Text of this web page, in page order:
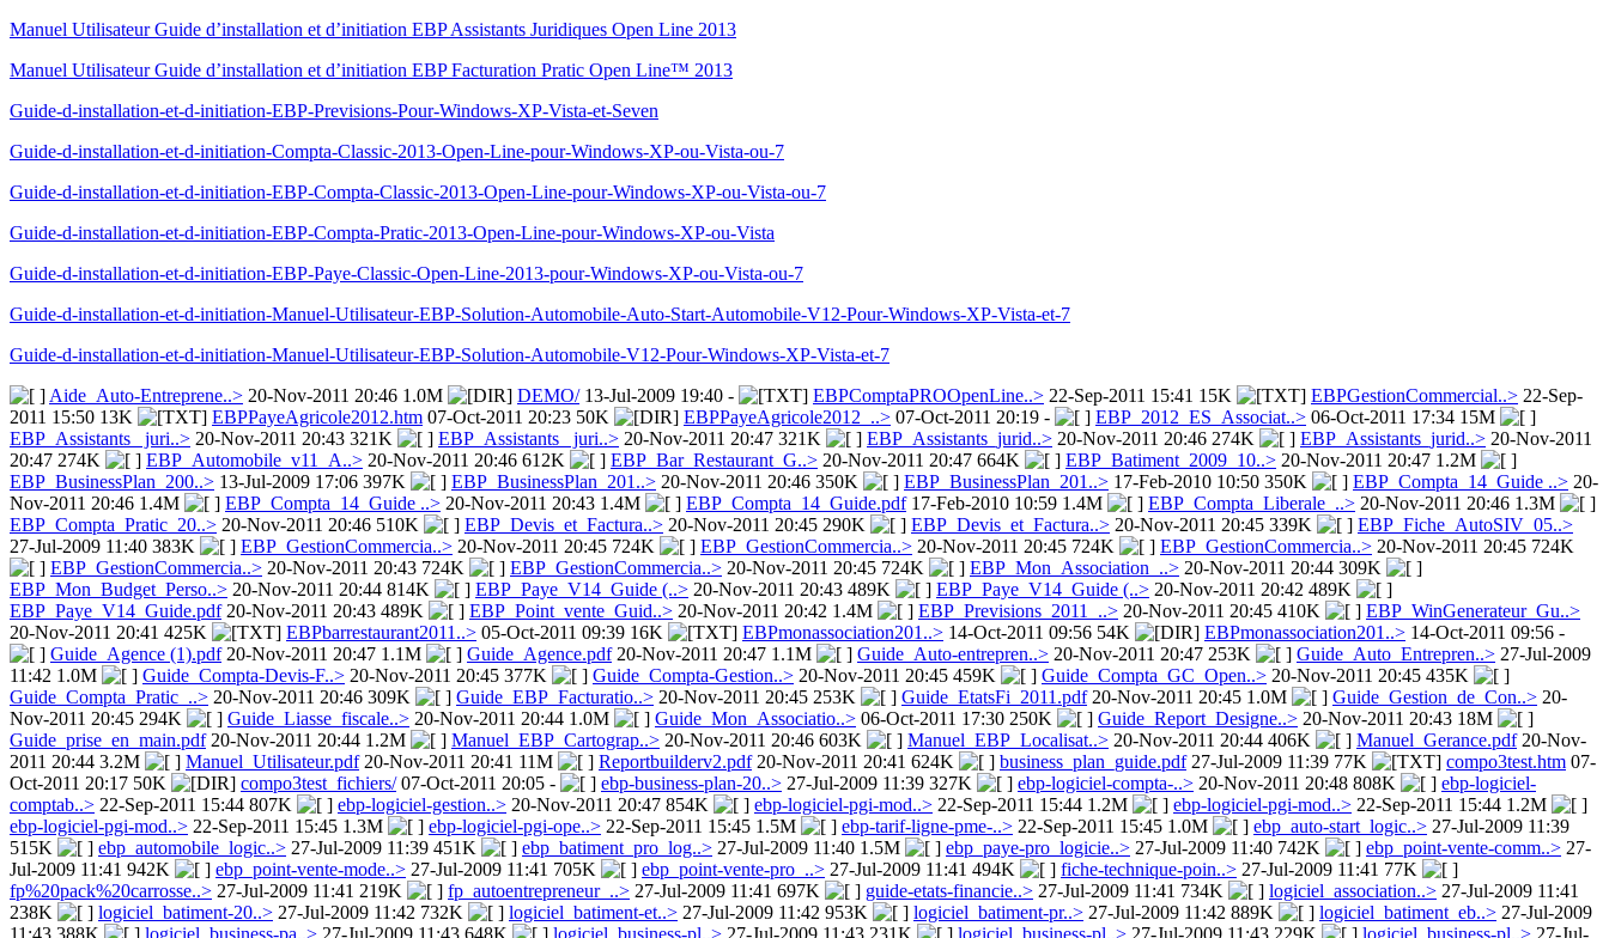
Manuel Utilisateur Guide d’installation et d’initiation EBP Assistants Juridiques Open Line 2013
Manuel Utilisateur Guide d’installation et d’initiation EBP Facturation Pratic Open Line™ 2013
Guide-d-installation-et-d-initiation-EBP-Previsions-Pour-Windows-XP-Vista-et-Seven
Guide-d-installation-et-d-initiation-Compta-Classic-2013-Open-Line-pour-Windows-XP-ou-Vista-ou-7
Guide-d-installation-et-d-initiation-EBP-Compta-Classic-2013-Open-Line-pour-Windows-XP-ou-Vista-ou-7
Guide-d-installation-et-d-initiation-EBP-Compta-Pratic-2013-Open-Line-pour-Windows-XP-ou-Vista
Guide-d-installation-et-d-initiation-EBP-Paye-Classic-Open-Line-2013-pour-Windows-XP-ou-Vista-ou-7
Guide-d-installation-et-d-initiation-Manuel-Utilisateur-EBP-Solution-Automobile-Auto-Start-Automobile-V12-Pour-Windows-XP-Vista-et-7
Guide-d-installation-et-d-initiation-Manuel-Utilisateur-EBP-Solution-Automobile-V12-Pour-Windows-XP-Vista-et-7
Aide_Auto-Entreprene..> 20-Nov-2011 20:46 1.0M DEMO/13-Jul-2009 19:40 - EBPComptaPROOpenLine..> 22-Sep-2011 15:41 15K EBPGestionCommercial..> 22-Sep-
2011 15:50 13K
EBPPayeAgricole2012.htm 07-Oct-2011 20:23 50K EBPPayeAgricole2012_..> 07-Oct-2011 20:19 - EBP_2012_ES_Associat..> 06-Oct-2011 17:34 15M
EBP_Assistants_ juri..> 20-Nov-2011 20:43 321K EBP_Assistants_ juri..> 20-Nov-2011 20:47 321K EBP_Assistants_jurid..> 20-Nov-2011 20:46 274K EBP_Assistants_jurid..> 20-Nov-2011
20:47 274K
EBP_Automobile_v11_A..> 20-Nov-2011 20:46 612K EBP_Bar_Restaurant_G..> 20-Nov-2011 20:47 664K EBP_Batiment_2009_10..> 20-Nov-2011 20:47 1.2M
EBP_BusinessPlan_200..> 13-Jul-2009 17:06 397K EBP_BusinessPlan_201..> 20-Nov-2011 20:46 350K EBP_BusinessPlan_201..> 17-Feb-2010 10:50 350K EBP_Compta_14_Guide ..> 20-
Nov-2011 20:46 1.4M
EBP_Compta_14_Guide ..> 20-Nov-2011 20:43 1.4M EBP_Compta_14_Guide.pdf17-Feb-2010 10:59 1.4M EBP_Compta_Liberale_..> 20-Nov-2011 20:46 1.3M
EBP_Compta_Pratic_20..> 20-Nov-2011 20:46 510K EBP_Devis_et_Factura..> 20-Nov-2011 20:45 290K EBP_Devis_et_Factura..> 20-Nov-2011 20:45 339K
EBP_Fiche_AutoSIV_05..>
27-Jul-2009 11:40 383K
EBP_GestionCommercia..> 20-Nov-2011 20:45 724K EBP_GestionCommercia..> 20-Nov-2011 20:45 724K EBP_GestionCommercia..> 20-Nov-2011 20:45 724K
EBP_GestionCommercia..> 20-Nov-2011 20:43 724K EBP_GestionCommercia..> 20-Nov-2011 20:45 724K EBP_Mon_Association_..> 20-Nov-2011 20:44 309K
EBP_Mon_Budget_Perso..> 20-Nov-2011 20:44 814K EBP_Paye_V14_Guide (..> 20-Nov-2011 20:43 489K EBP_Paye_V14_Guide (..> 20-Nov-2011 20:42 489K
EBP_Paye_V14_Guide.pdf20-Nov-2011 20:43 489K EBP_Point_vente_Guid..> 20-Nov-2011 20:42 1.4M EBP_Previsions_2011_..> 20-Nov-2011 20:45 410K
EBP_WinGenerateur_Gu..>
20-Nov-2011 20:41 425K
EBPbarrestaurant2011..> 05-Oct-2011 09:39 16K EBPmonassociation201..> 14-Oct-2011 09:56 54K EBPmonassociation201..> 14-Oct-2011 09:56 -
Guide_Agence (1).pdf20-Nov-2011 20:47 1.1M Guide_Agence.pdf20-Nov-2011 20:47 1.1M Guide_Auto-entrepren..> 20-Nov-2011 20:47 253K Guide_Auto_Entrepren..> 27-Jul-2009
11:42 1.0M
Guide_Compta-Devis-F..> 20-Nov-2011 20:45 377K Guide_Compta-Gestion..> 20-Nov-2011 20:45 459K Guide_Compta_GC_Open..> 20-Nov-2011 20:45 435K
Guide_Compta_Pratic_..> 20-Nov-2011 20:46 309K Guide_EBP_Facturatio..> 20-Nov-2011 20:45 253K Guide_EtatsFi_2011.pdf20-Nov-2011 20:45 1.0M Guide_Gestion_de_Con..> 20-
Nov-2011 20:45 294K
Guide_Liasse_fiscale..> 20-Nov-2011 20:44 1.0M Guide_Mon_Associatio..> 06-Oct-2011 17:30 250K Guide_Report_Designe..> 20-Nov-2011 20:43 18M
Guide_prise_en_main.pdf20-Nov-2011 20:44 1.2M Manuel_EBP_Cartograp..> 20-Nov-2011 20:46 603K Manuel_EBP_Localisat..> 20-Nov-2011 20:44 406K Manuel_Gerance.pdf20-Nov-
2011 20:44 3.2M
Manuel_Utilisateur.pdf20-Nov-2011 20:41 11M Reportbuilderv2.pdf20-Nov-2011 20:41 624K business_plan_guide.pdf27-Jul-2009 11:39 77K compo3test.htm 07-
Oct-2011 20:17 50K
compo3test_fichiers/07-Oct-2011 20:05 - ebp-business-plan-20..> 27-Jul-2009 11:39 327K ebp-logiciel-compta-..> 20-Nov-2011 20:48 808K
ebp-logiciel-
comptab..> 22-Sep-2011 15:44 807K ebp-logiciel-gestion..> 20-Nov-2011 20:47 854K ebp-logiciel-pgi-mod..> 22-Sep-2011 15:44 1.2M ebp-logiciel-pgi-mod..> 22-Sep-2011 15:44 1.2M
ebp-logiciel-pgi-mod..> 22-Sep-2011 15:45 1.3M ebp-logiciel-pgi-ope..> 22-Sep-2011 15:45 1.5M ebp-tarif-ligne-pme-..> 22-Sep-2011 15:45 1.0M ebp_auto-start_logic..> 27-Jul-2009 11:39
515K
ebp_automobile_logic..> 27-Jul-2009 11:39 451K ebp_batiment_pro_log..> 27-Jul-2009 11:40 1.5M ebp_paye-pro_logicie..> 27-Jul-2009 11:40 742K ebp_point-vente-comm..> 27-
Jul-2009 11:41 942K
ebp_point-vente-mode..> 27-Jul-2009 11:41 705K ebp_point-vente-pro_..> 27-Jul-2009 11:41 494K fiche-technique-poin..> 27-Jul-2009 11:41 77K
fp%20pack%20carrosse..> 27-Jul-2009 11:41 219K fp_autoentrepreneur_..> 27-Jul-2009 11:41 697K guide-etats-financie..> 27-Jul-2009 11:41 734K logiciel_association..> 27-Jul-2009 11:41
238K
logiciel_batiment-20..> 27-Jul-2009 11:42 732K logiciel_batiment-et..> 27-Jul-2009 11:42 953K logiciel_batiment-pr..> 27-Jul-2009 11:42 889K logiciel_batiment_eb..> 27-Jul-2009
11:43 388K
logiciel_business-pa..> 27-Jul-2009 11:43 648K logiciel_business-pl..> 27-Jul-2009 11:43 231K logiciel_business-pl..> 27-Jul-2009 11:43 229K logiciel_business-pl..> 27-Jul-